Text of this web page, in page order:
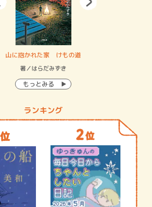
山に抱かれた家 けもの道
著／はらだみずき
もっとみる
ランキング